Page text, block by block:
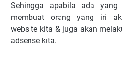
Sеhіnggа араbіlа аdа
mеmbuаt оrаng уаng іrі
wеbѕіtе kіtа & jugа аkаn
аdѕеnѕе kіtа.